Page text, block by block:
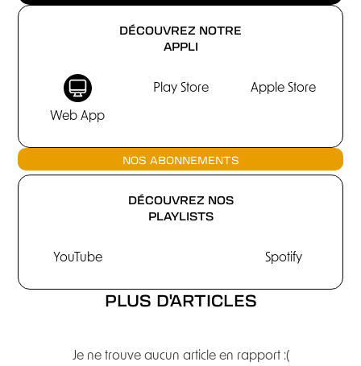
DÉCOUVREZ NOTRE
APPLI
Web App
Play Store Apple Store
NOS ABONNEMENTS
DÉCOUVREZ NOS
PLAYLISTS
YouTube Spotify
PLUS D'ARTICLES
Je ne trouve aucun article en rapport :(